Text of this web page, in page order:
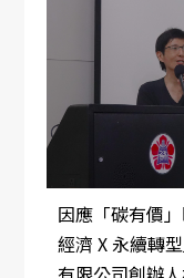
因應「碳有價
經濟 X 永續轉